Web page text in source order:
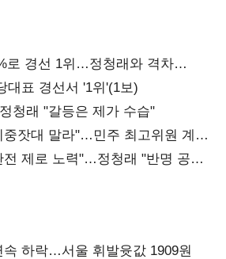
로 경선 1위…정청래와 격차
대표 경선서 '1위'(1보)
청래 "갈등은 제가 수습"
중잣대 말라"…민주 최고위원 계파
전 제로 노력"…정청래 "반명 공세
속 하락…서울 휘발윳값 1909원